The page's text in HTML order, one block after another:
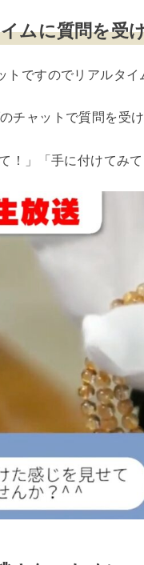
ムに質問を受
ですのでリアルタイ
チャットで質問を受
！」「手に付けてみ